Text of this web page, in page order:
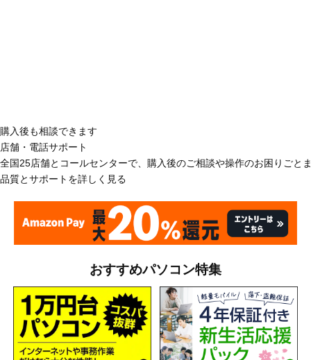
購入後も相談できます
店舗・電話サポート
全国25店舗とコールセンターで、購入後のご相談や操作のお困りごと
品質とサポートを詳しく見る
おすすめパソコン特集